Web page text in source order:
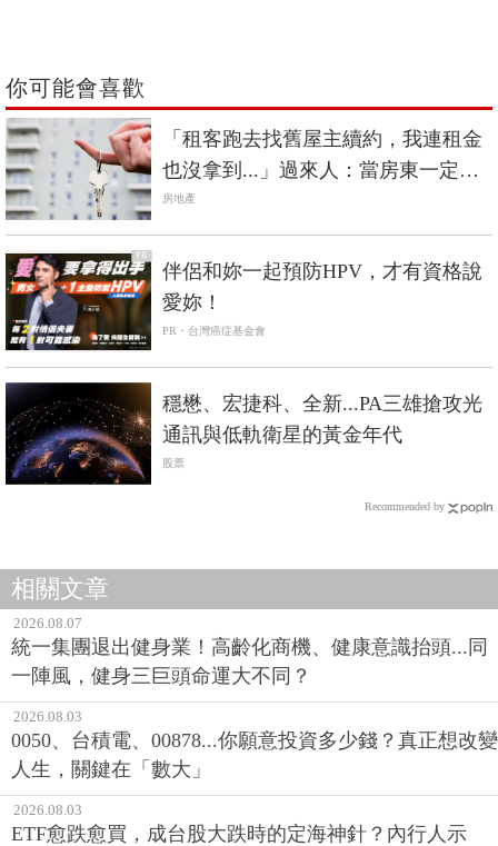
你可能會喜歡
「租客跑去找舊屋主續約，我連租金
也沒拿到...」過來人：當房東一定要
養成的2習慣
房地產
PR
伴侶和妳一起預防HPV，才有資格說
愛妳！
PR・台灣癌症基金會
穩懋、宏捷科、全新...PA三雄搶攻光
通訊與低軌衛星的黃金年代
股票
Recommended by
相關文章
2026.08.07
統一集團退出健身業！高齡化商機、健康意識抬頭...同
一陣風，健身三巨頭命運大不同？
2026.08.03
0050、台積電、00878...你願意投資多少錢？真正想改變
人生，關鍵在「數大」
2026.08.03
ETF愈跌愈買，成台股大跌時的定海神針？內行人示